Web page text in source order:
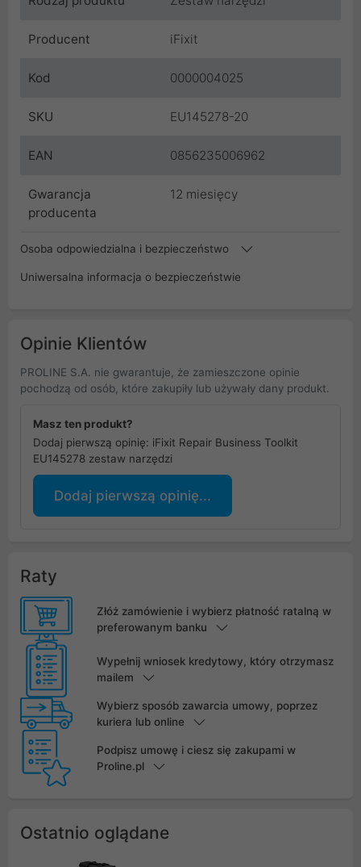
Producent iFixit
Kod 0000004025
SKU EU145278-20
EAN 0856235006962
Gwarancja
producenta
12 miesięcy
Osoba odpowiedzialna i bezpieczeństwo
Uniwersalna informacja o bezpieczeństwie
Opinie Klientów
PROLINE S.A. nie gwarantuje, że zamieszczone opinie
pochodzą od osób, które zakupiły lub używały dany produkt.
Masz ten produkt?
Dodaj pierwszą opinię: iFixit Repair Business Toolkit
EU145278 zestaw narzędzi
Dodaj pierwszą opinię...
Raty
Złóż zamówienie i wybierz płatność ratalną w
preferowanym banku
Wypełnij wniosek kredytowy, który otrzymasz
mailem
Wybierz sposób zawarcia umowy, poprzez
kuriera lub online
Podpisz umowę i ciesz się zakupami w
Proline.pl
Ostatnio oglądane